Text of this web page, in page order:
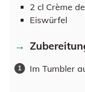
2 cl Crème
Eiswürfel
Im Tumbler